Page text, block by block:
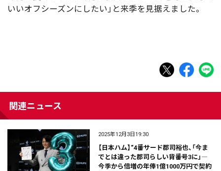
いいオフシーズンにしたい」と来季を見据えました。
関連ニュース
2025年12月3日19:30
【日本ハム】“4番サード郡司裕也、「今ま
でとは違った郡司らしい背番号3に」―
今季から倍増の年俸1億1000万円で契約